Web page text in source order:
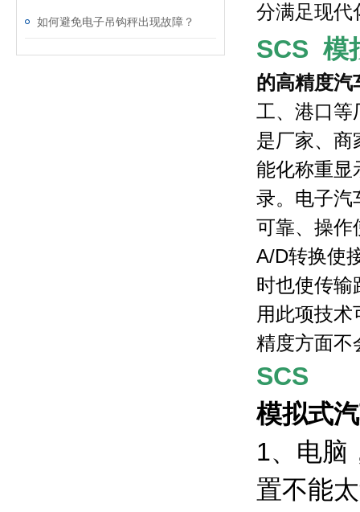
如何避免电子吊钩秤出现故障？
分满足现代
SCS 模
的高精度汽
工、港口等
是厂家、商
能化称重显
录。电子汽
可靠、操作
A/D转换使
时也使传输
用此项技
精度方面不
SCS
模拟式
1、电脑
置不能